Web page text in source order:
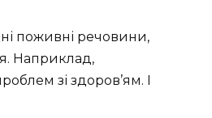
поживні речовини,
Наприклад,
зі здоров’ям. І